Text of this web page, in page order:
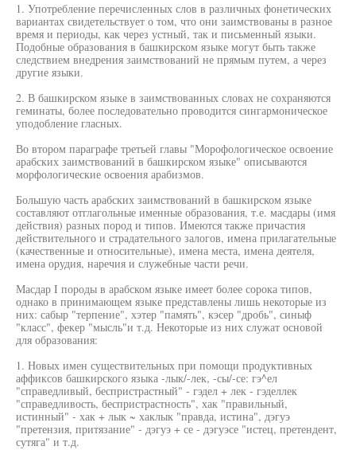
1. Употребление перечисленных слов в различных фонетических
вариантах свидетельствует о том, что они заимствованы в разное
время и периоды, как через устный, так и письменный языки.
Подобные образования в башкирском языке могут быть также
следствием внедрения заимствований не прямым путем, а через
другие языки.
2. В башкирском языке в заимствованных словах не сохраняются
геминаты, более последовательно проводится сингармоническое
уподобление гласных.
Во втором параграфе третьей главы "Морофологическое освоение
арабских заимствований в башкирском языке" описываются
морфологические освоения арабизмов.
Большую часть арабских заимствований в башкирском языке
составляют отглагольные именные образования, т.е. масдары (имя
действия) разных пород и типов. Имеются также причастия
действительного и страдательного залогов, имена прилагательные
(качественные и относительные), имена места, имена деятеля,
имена орудия, наречия и служебные части речи.
Масдар I породы в арабском языке имеет более сорока типов,
однако в принимающем языке представлены лишь некоторые из
них: сабыр "терпение", хэтер "память", кэсер "дробь", синыф
"класс", фекер "мысль"и т.д. Некоторые из них служат основой
для образования:
1. Новых имен существительных при помощи продуктивных
аффиксов башкирского языка -лык/-лек, -сы/-се: гэ^ел
"справедливый, беспристрастный" - гэдел + лек - гэделлек
"справедливость, беспристрастность", хак "правильный,
истинный" - хак + лык ~ хаклык "правда, истина", дэгуэ
"претензия, притязание" - дэгуэ + се - дэгуэсе "истец, претендент,
сутяга" и т.д.